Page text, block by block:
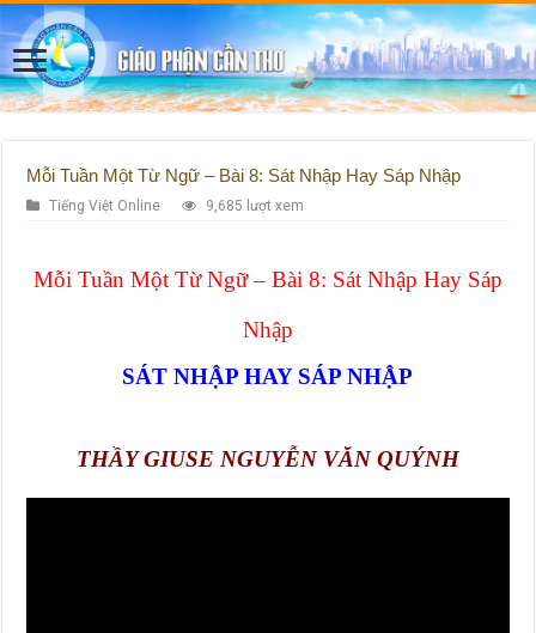
Mỗi Tuần Một Từ Ngữ – Bài 8: Sát Nhập Hay Sáp Nhập
Tiếng Việt Online 9,685 lượt xem
Mỗi Tuần Một Từ Ngữ – Bài 8: Sát Nhập Hay Sáp
Nhập
SÁT NHẬP HAY SÁP NHẬP
THẦY GIUSE NGUYỄN VĂN QUÝNH